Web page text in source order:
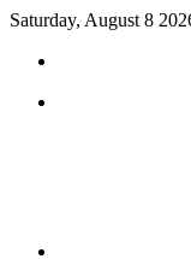
Saturday, August 8